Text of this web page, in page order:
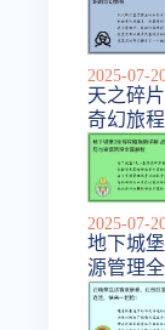
2025-07-
天之碎
奇幻旅程
2025-07-
地下城
源管理